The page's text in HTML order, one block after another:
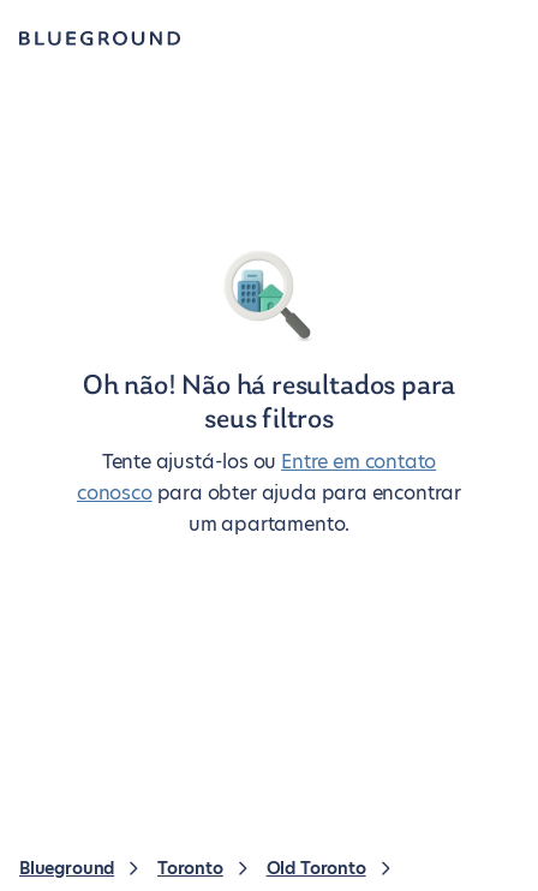
Oh não! Não há resultados para
seus filtros
Tente ajustá-los ou Entre em contato
conosco para obter ajuda para encontrar
um apartamento.
Blueground Toronto
Old Toronto